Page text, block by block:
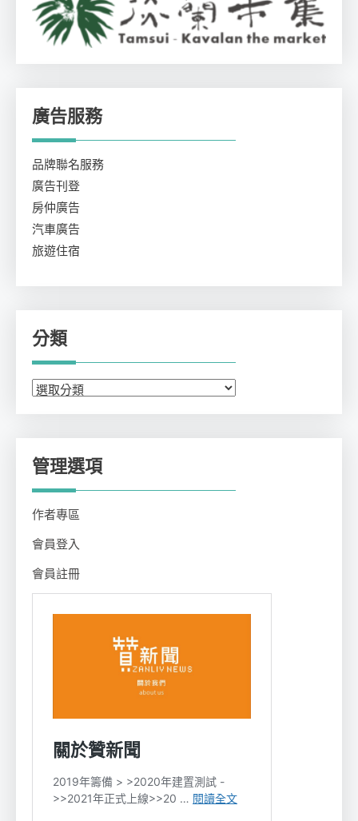
廣告服務
品牌聯名服務
廣告刊登
房仲廣告
汽車廣告
旅遊住宿
分類
分
管理選項
作者專區
會員登入
會員註冊